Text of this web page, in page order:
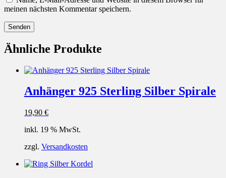
meinen nächsten Kommentar speichern.
Ähnliche Produkte
Anhänger 925 Sterling Silber Spirale
19,90 €
inkl. 19 % MwSt.
zzgl. Versandkosten